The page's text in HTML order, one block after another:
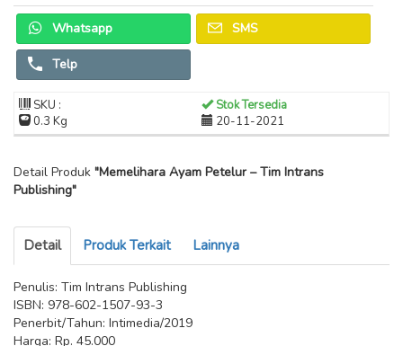
Whatsapp SMS
Telp
SKU :
Stok Tersedia
0.3 Kg
20-11-2021
Detail Produk "Memelihara Ayam Petelur – Tim Intrans
Publishing"
Detail Produk Terkait Lainnya
Penulis: Tim Intrans Publishing
ISBN: 978-602-1507-93-3
Penerbit/Tahun: Intimedia/2019
Harga: Rp. 45.000